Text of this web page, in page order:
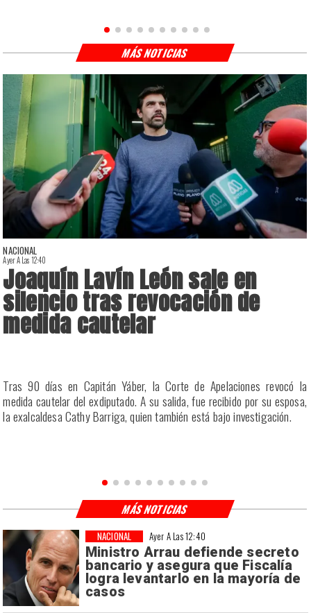
NACIONAL
Ayer A Las 12:40
Joaquín Lavín León sale en
silencio tras revocación de
medida cautelar
Tras 90 días en Capitán Yáber, la Corte de Apelaciones revocó la
medida cautelar del exdiputado. A su salida, fue recibido por su esposa,
la exalcaldesa Cathy Barriga, quien también está bajo investigación.
MÁS NOTICIAS
Ayer A Las 12:40
Ministro Arrau defiende secreto
bancario y asegura que Fiscalía
logra levantarlo en la mayoría de
casos
NACIONAL
MÁS NOTICIAS